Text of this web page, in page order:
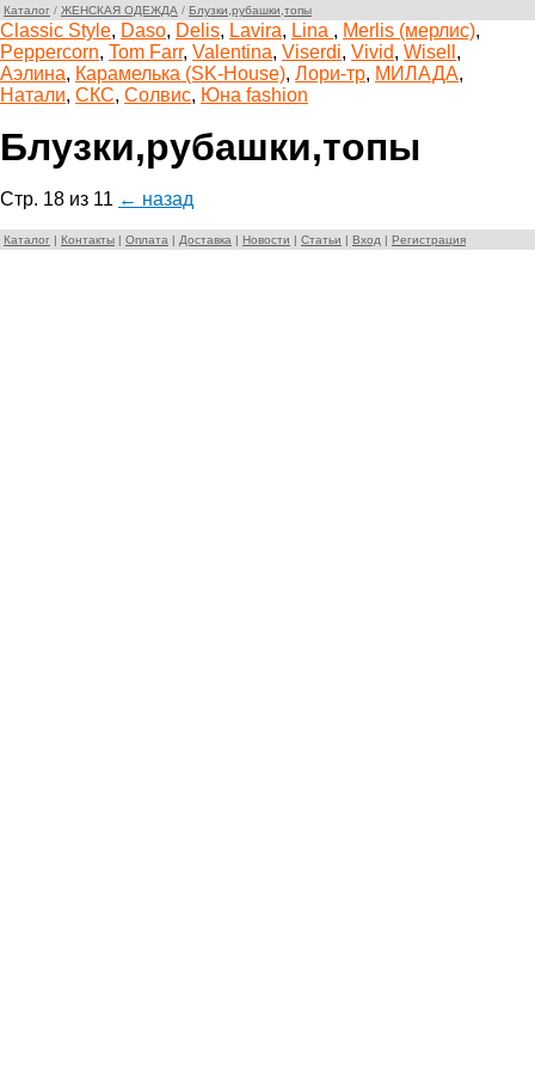
Каталог / ЖЕНСКАЯ ОДЕЖДА / Блузки,рубашки,топы
Classic Style, Daso, Delis, Lavira, Lina , Merlis (мерлис),
Peppercorn, Tom Farr, Valentina, Viserdi, Vivid, Wisell ,
Аэлина, Карамелька (SK-House), Лори-тр, МИЛАДА,
Натали, СКС, Солвис, Юна fashion
Блузки,рубашки,топы
Стр. 18 из 11 ← назад
Каталог | Контакты | Оплата | Доставка | Новости | Статьи | Вход | Регистрация